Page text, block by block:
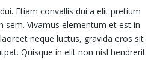
Etiam convallis dui a elit pretium
Vivamus elementum et est in
neque luctus, gravida eros sit
Quisque in elit non nisl hendrerit